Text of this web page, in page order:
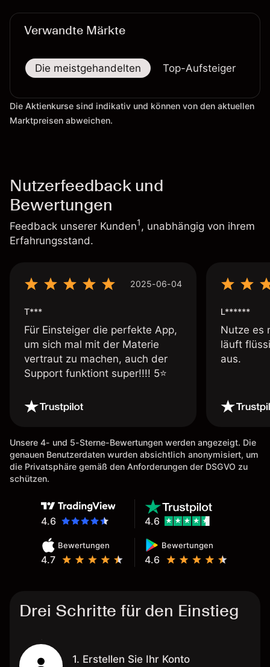
Verwandte Märkte
Die meistgehandelten Top-Aufsteiger
Die Aktienkurse sind indikativ und können von den aktuellen
Marktpreisen abweichen.
Nutzerfeedback und
Bewertungen
Feedback unserer Kunden1, unabhängig von ihrem
Erfahrungsstand.
2025-06-04
T***
Für Einsteiger die perfekte App,
um sich mal mit der Materie
vertraut zu machen, auch der
Support funktiont super!!!! 5⭐️
L******
Nutze es
läuft
aus.
Unsere 4- und 5-Sterne-Bewertungen werden angezeigt. Die
genauen Benutzerdaten wurden absichtlich anonymisiert, um
die Privatsphäre gemäß den Anforderungen der DSGVO zu
schützen.
4.6
Bewertungen
4.7
Bewertungen
4.6
4.6
Drei Schritte für den Einstieg
1. Erstellen Sie Ihr Konto